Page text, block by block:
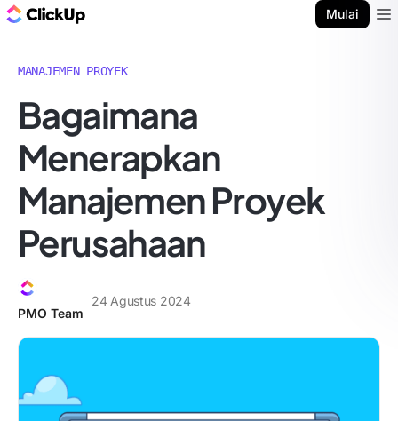
Mulai
MANAJEMEN PROYEK
Bagaimana
Menerapkan
Manajemen Proyek
Perusahaan
PMO Team
24 Agustus 2024